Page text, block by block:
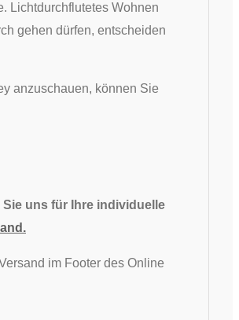
Lichtdurchflutetes Wohnen
gehen dürfen, entscheiden
anzuschauen, können Sie
uns für Ihre individuelle
im Footer des Online